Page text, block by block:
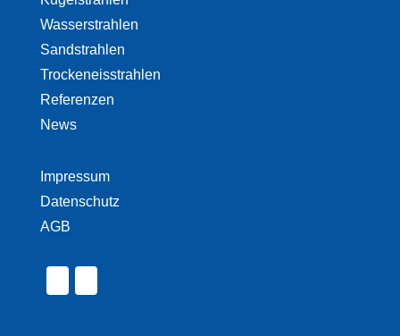
Wasserstrahlen
Sandstrahlen
Trockeneisstrahlen
Referenzen
News
Impressum
Datenschutz
AGB